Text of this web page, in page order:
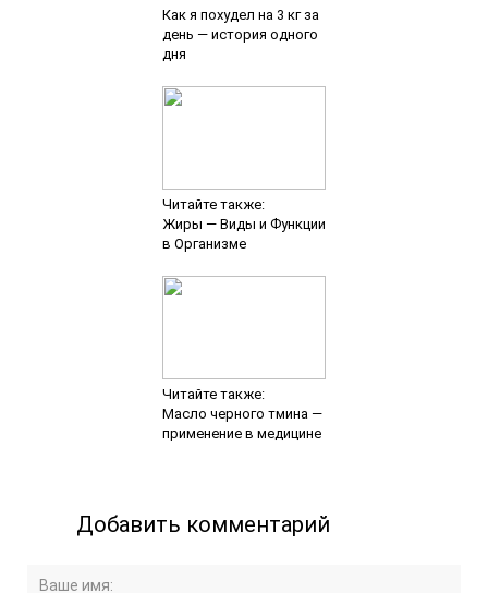
Как я похудел на 3 кг за
день — история одного
дня
Читайте также:
Жиры — Виды и Функции
в Организме
Читайте также:
Масло черного тмина —
применение в медицине
Добавить комментарий